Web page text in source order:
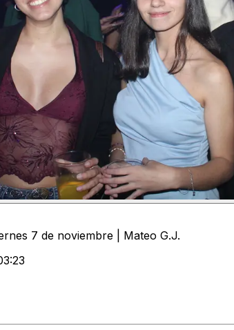
7 de noviembre | Mateo G.J.